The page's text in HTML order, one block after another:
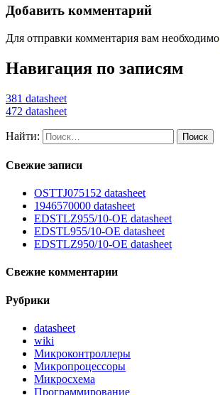
Добавить комментарий
Для отправки комментария вам необходимо
Навигация по записям
381 datasheet
472 datasheet
Найти:
Свежие записи
OSTTJ075152 datasheet
1946570000 datasheet
EDSTLZ955/10-OE datasheet
EDSTL955/10-OE datasheet
EDSTLZ950/10-OE datasheet
Свежие комментарии
Рубрики
datasheet
wiki
Микроконтроллеры
Микропроцессоры
Микросхема
Программирование